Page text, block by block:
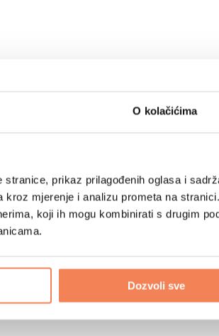
O kolačićima
prikaz prilagođenih oglasa i
mjerenje i analizu prometa na stranici.
koji ih mogu kombinirati s drugim
Dozvoli sve